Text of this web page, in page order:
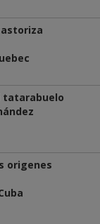
tatarabuelo
origenes